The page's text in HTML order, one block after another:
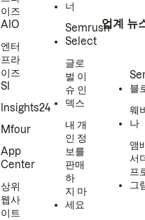
이즈
AIO
엔터
프라
이즈
SI
Insights24
Mfour
App
Center
상위
웹사
이트
너
Semrush
Select
글로
벌 이
슈 인
덱스
내 개
인 정
보를
판매
하
지 마
세요
업계 뉴
블
웨
나
앰
서
프
그